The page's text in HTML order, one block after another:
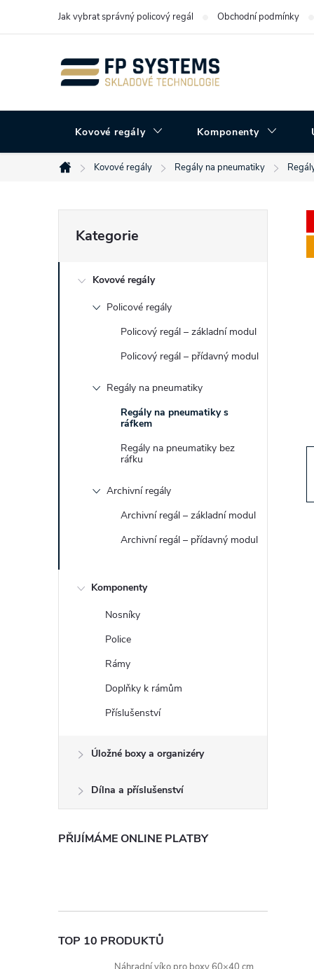
Jak vybrat správný policový regál Obchodní podmínky
Kovové regály Komponenty
Domů
Kovové regály Regály na pneumatiky
o
a
kategorie
Kategorie
Kovové regály
Policové regály
Policový regál – základní modul
Policový regál – přídavný modul
Regály na pneumatiky
Regály na pneumatiky s
ráfkem
Regály na pneumatiky bez
ráfku
Archivní regály
Archivní regál – základní modul
Archivní regál – přídavný modul
Komponenty
Nosníky
Police
Rámy
Doplňky k rámům
Příslušenství
Úložné boxy a organizéry
Dílna a příslušenství
PŘIJÍMÁME ONLINE PLATBY
TOP 10 PRODUKTŮ